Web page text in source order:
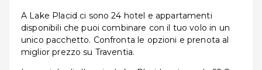
A Lake Placid ci sono 24 hotel e appartamenti
disponibili che puoi combinare con il tuo volo in un
unico pacchetto. Confronta le opzioni e prenota al
miglior prezzo su Traventia.